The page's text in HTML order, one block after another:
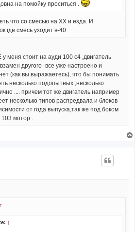
на помойку проситься .
что со смесью на ХХ и езда. И
где смесь уходит в-40
меня стоит на ауди 100 с4 ,двигатель
другого -все уже настроено и
(как вы выражаетесь), что бы понимать
несколько подопытных ,несколько
.... причем тот же двигатель например
несколько типов распредвала и блоков
от года выпуска,так же под боком
мотор .
↑
↑